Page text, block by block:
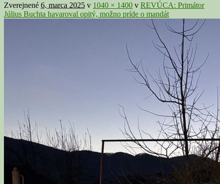
Zverejnené 6. marca 2025 v 1040 × 1400 v REVÚCA: Primátor
Július Buchta havaroval opitý, možno príde o mandát